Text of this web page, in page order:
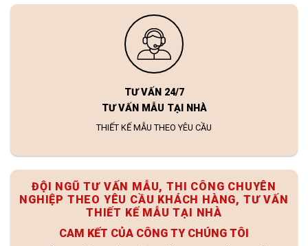
TƯ VẤN 24/7
TƯ VẤN MẪU TẠI NHÀ
THIẾT KẾ MẪU THEO YÊU CẦU
ĐỘI NGŨ TƯ VẤN MẪU, THI CÔNG CHUYÊN
NGHIỆP THEO YÊU CẦU KHÁCH HÀNG, TƯ VẤN
THIẾT KẾ MẪU TẠI NHÀ
CAM KẾT CỦA CÔNG TY CHÚNG TÔI